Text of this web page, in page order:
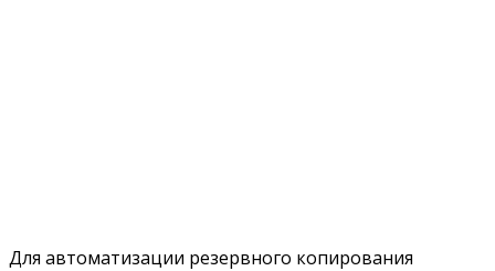
Для автоматизации резервного копирования